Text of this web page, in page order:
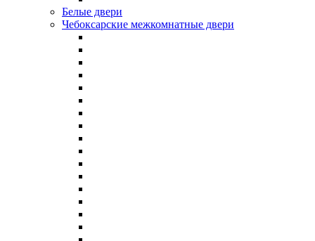
Белые двери
Чебоксарские межкомнатные двери